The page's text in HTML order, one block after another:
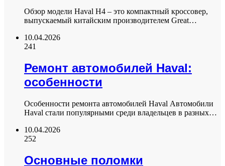
Обзор модели Haval H4 – это компактный кроссовер,
выпускаемый китайским производителем Great…
10.04.2026
241
Ремонт автомобилей Haval:
особенности
Особенности ремонта автомобилей Haval Автомобили
Haval стали популярными среди владельцев в разных…
10.04.2026
252
Основные поломки